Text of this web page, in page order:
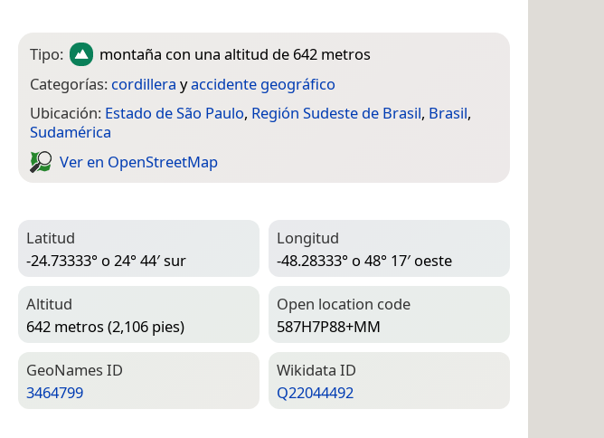
Tipo: montaña con una altitud de 642 metros
Categorías: cordillera yaccidente geográfico
Ubicación: Estado de São Paulo, Región Sudeste de Brasil, Brasil,
Sudamérica
Ver en Open­Street­Map
Latitud
-24.73333° o 24° 44′ sur
Longitud
-48.28333° o 48° 17′ oeste
Altitud
642 metros (2,106 pies)
Open location code
587H7P88+MM
Geo­Names ID
3464799
Wiki­data ID
Q22044492